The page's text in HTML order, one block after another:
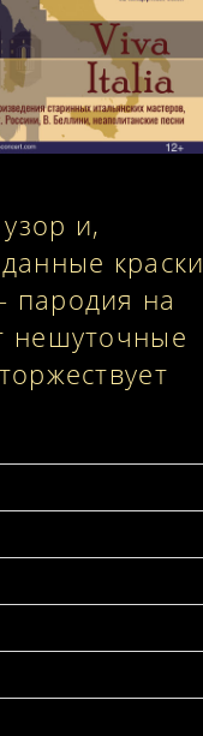
и,
краски
пародия на
нешуточные